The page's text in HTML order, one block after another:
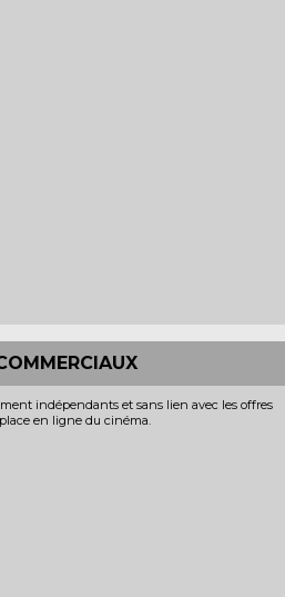
indépendants et sans lien avec les offres
en ligne du cinéma.